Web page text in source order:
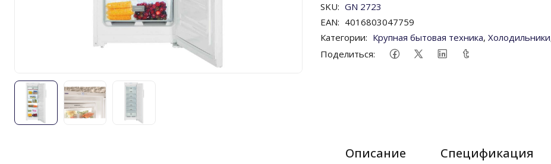
SKU: GN 2723
EAN: 4016803047759
Категории: Крупная бытовая техника,Холодильники
Поделиться:
Описание Спецификация